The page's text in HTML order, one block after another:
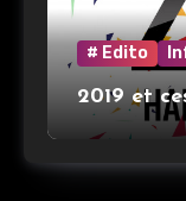
# Edito
2019 et